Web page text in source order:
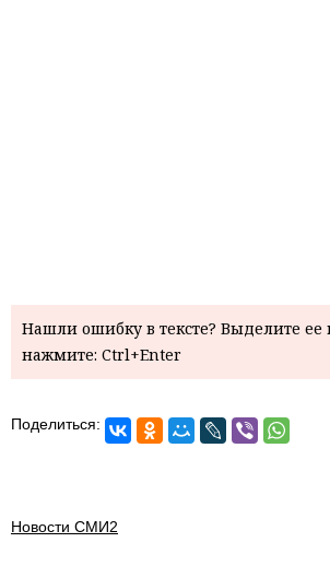
Нашли ошибку в тексте? Выделите
нажмите: Ctrl+Enter
Поделиться:
Новости СМИ2